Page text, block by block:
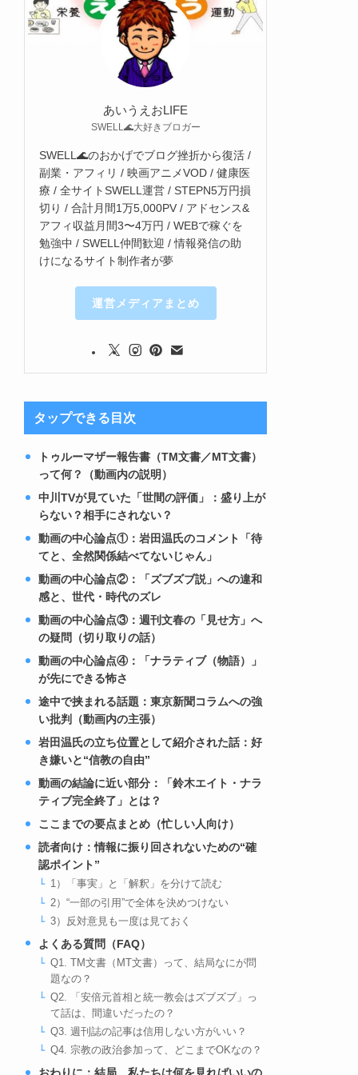
あいうえおLIFE
SWELL🌊大好きブロガー
SWELL🌊のおかげでブログ挫折から復活 /
副業・アフィリ / 映画アニメVOD / 健康医
療 / 全サイトSWELL運営 / STEPN5万円損
切り / 合計月間1万5,000PV / アドセンス&
アフィ収益月間3〜4万円 / WEBで稼ぐを
勉強中 / SWELL仲間歓迎 / 情報発信の助
けになるサイト制作者が夢
運営メディアまとめ
タップできる目次
トゥルーマザー報告書（TM文書／MT文書）
って何？（動画内の説明）
中川TVが見ていた「世間の評価」：盛り上が
らない？相手にされない？
動画の中心論点①：岩田温氏のコメント「待
てと、全然関係結べてないじゃん」
動画の中心論点②：「ズブズブ説」への違和
感と、世代・時代のズレ
動画の中心論点③：週刊文春の「見せ方」へ
の疑問（切り取りの話）
動画の中心論点④：「ナラティブ（物語）」
が先にできる怖さ
途中で挟まれる話題：東京新聞コラムへの強
い批判（動画内の主張）
岩田温氏の立ち位置として紹介された話：好
き嫌いと“信教の自由”
動画の結論に近い部分：「鈴木エイト・ナラ
ティブ完全終了」とは？
ここまでの要点まとめ（忙しい人向け）
読者向け：情報に振り回されないための“確
認ポイント”
1）「事実」と「解釈」を分けて読む
2）“一部の引用”で全体を決めつけない
3）反対意見も一度は見ておく
よくある質問（FAQ）
Q1. TM文書（MT文書）って、結局なにが問
題なの？
Q2. 「安倍元首相と統一教会はズブズブ」っ
て話は、間違いだったの？
Q3. 週刊誌の記事は信用しない方がいい？
Q4. 宗教の政治参加って、どこまでOKなの？